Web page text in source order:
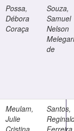
Possa,
Débora
Coraça
Souza,
Samuel
Nelson
Melegari
de
Meulam,
Julie
Cristina
Santos,
Ferreira